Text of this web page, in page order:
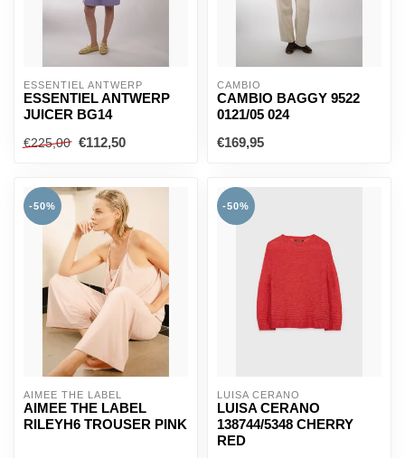
ESSENTIEL ANTWERP
ESSENTIEL ANTWERP
JUICER BG14
€225,00 €112,50
CAMBIO
CAMBIO BAGGY 9522
0121/05 024
€169,95
-50%
AÍMÉE THE LABEL
AIMEE THE LABEL
RILEYH6 TROUSER PINK
-50%
LUISA CERANO
LUISA CERANO
138744/5348 CHERRY
RED